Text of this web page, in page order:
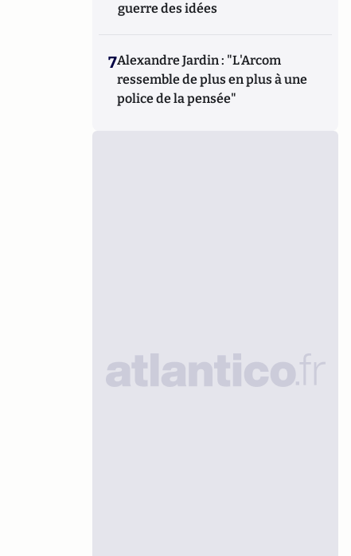
guerre des idées
7Alexandre Jardin : "L'Arcom
ressemble de plus en plus à une
police de la pensée"